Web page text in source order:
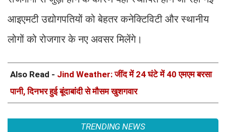
आइएमटी उद्योगपतियों को बेहतर कनेक्टिविटी और स्थानीय
लोगों को रोजगार के नए अवसर मिलेंगे।
Also Read - Jind Weather: जींद में 24 घंटे में 40 एमएम बरसा
पानी, दिनभर हुई बूंदाबांदी से मौसम खुशगवार
TRENDING NEWS